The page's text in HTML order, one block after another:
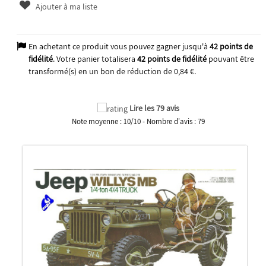
Ajouter à ma liste
En achetant ce produit vous pouvez gagner jusqu'à 42points de
fidélité. Votre panier totalisera 42points de fidélitépouvant être
transformé(s) en un bon de réduction de0,84 €.
Lire les 79 avis
Note moyenne :10/10- Nombre d'avis :79